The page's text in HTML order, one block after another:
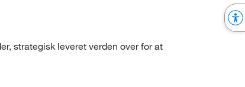
strategisk leveret verden over for at